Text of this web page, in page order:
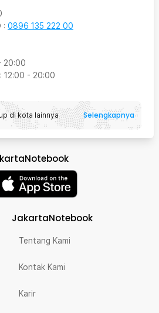
: 0896 135 222 00
20:00
: 12:00 - 20:00
di kota lainnya Selengkapnya
JakartaNotebook
Tentang Kami
Kontak Kami
Karir